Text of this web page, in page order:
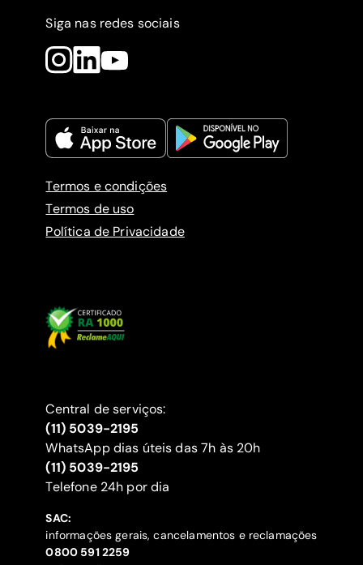
Siga nas redes sociais
Termos e condições
Termos de uso
Política de Privacidade
Central de serviços:
(11) 5039-2195
WhatsApp dias úteis das 7h às 20h
(11) 5039-2195
‍Telefone 24h por dia
SAC:
informações gerais, cancelamentos e reclamações
‍0800 591 2259